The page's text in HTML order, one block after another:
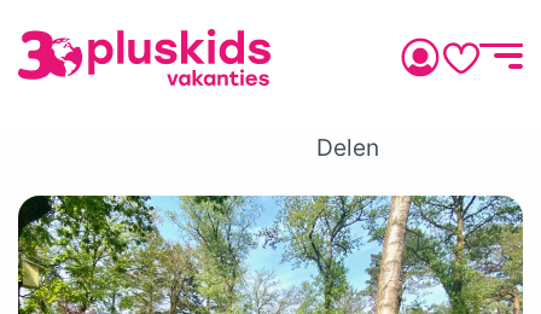
Delen